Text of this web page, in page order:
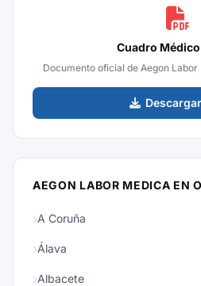
Cuadro Médico
Documento oficial de Aegon
AEGON LABOR MEDICA EN
A Coruña
Álava
Albacete